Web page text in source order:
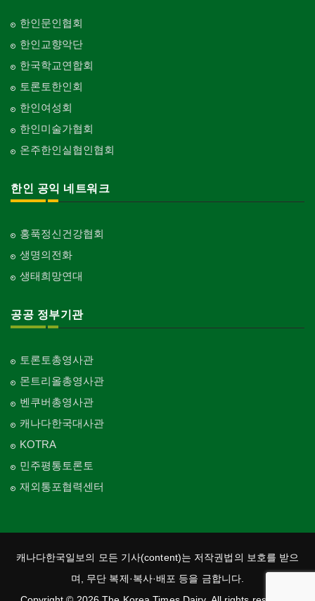
한인문인협회
한인교향악단
한국학교연합회
토론토한인회
한인여성회
한인미술가협회
온주한인실협인협회
한인 공익 네트워크
홍푹정신건강협회
생명의전화
생태희망연대
공공 정부기관
토론토총영사관
몬트리올총영사관
벤쿠버총영사관
캐나다한국대사관
KOTRA
민주평통토론토
재외통포협력센터
캐나다한국일보의 모든 기사(content)는 저작권법의 보호를 받으
며, 무단 복제·복사·배포 등을 금합니다.